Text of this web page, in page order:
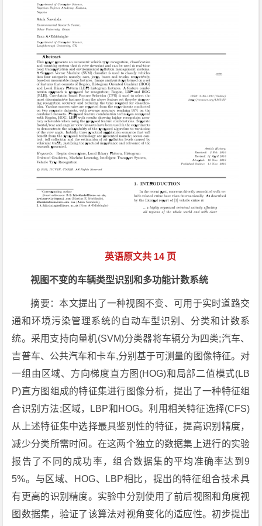
英语原文共 14 页
视图不变的车辆类型识别和多功能计数系统
摘要：本文提出了一种视图不变、可用于实时道路交
通和环境污染管理系统的自动车型识别、分类和计数系
统。采用支持向量机(SVM)分类器将车辆分为四类;汽车、
吉普车、公共汽车和卡车,分别基于可测量的图像特征。对
一组由区域、方向梯度直方图(HOG)和局部二值模式(LB
P)直方图组成的特征集进行图像分析，提出了一种特征组
合识别方法;区域，LBP和HOG。利用相关特征选择(CFS)
从上述特征集中选择最具鉴别性的特征，提高识别精度，
减少分类所需时间。在这两个独立的数据集上进行的实验
报告了不同的成功率，组合数据集的平均准确率达到9
5%。与区域、HOG、LBP相比，提出的特征组合技术具
有更高的识别精度。实验中分别使用了前后视图和角度视
图数据集，验证了该算法对视角变化的适应性。初步提出